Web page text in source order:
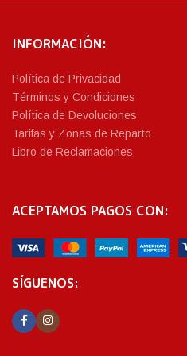
INFORMACIÓN:
Política de Privacidad
Términos y Condiciones
Política de Devoluciones
Tarifas y Zonas de Reparto
Libro de Reclamaciones
ACEPTAMOS PAGOS CON:
SÍGUENOS: